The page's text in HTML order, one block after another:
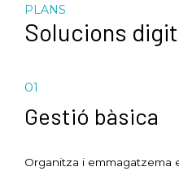
PLANS
Solucions
01
Gestió bàsica
Organitza i emmagatzema